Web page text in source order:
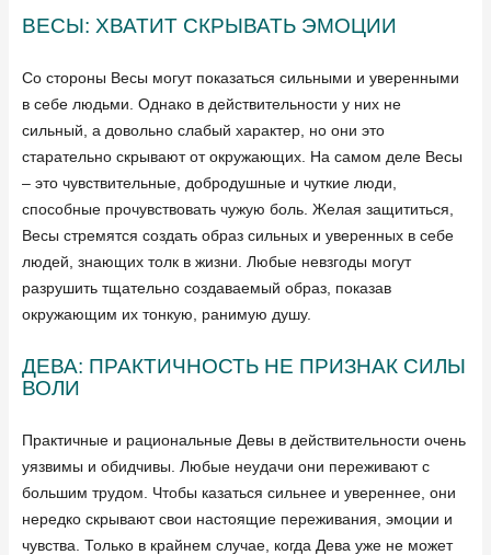
ВЕСЫ: ХВАТИТ СКРЫВАТЬ ЭМОЦИИ
Со стороны Весы могут показаться сильными и уверенными
в себе людьми. Однако в действительности у них не
сильный, а довольно слабый характер, но они это
старательно скрывают от окружающих. На самом деле Весы
– это чувствительные, добродушные и чуткие люди,
способные прочувствовать чужую боль. Желая защититься,
Весы стремятся создать образ сильных и уверенных в себе
людей, знающих толк в жизни. Любые невзгоды могут
разрушить тщательно создаваемый образ, показав
окружающим их тонкую, ранимую душу.
ДЕВА: ПРАКТИЧНОСТЬ НЕ ПРИЗНАК СИЛЫ
ВОЛИ
Практичные и рациональные Девы в действительности очень
уязвимы и обидчивы. Любые неудачи они переживают с
большим трудом. Чтобы казаться сильнее и увереннее, они
нередко скрывают свои настоящие переживания, эмоции и
чувства. Только в крайнем случае, когда Дева уже не может